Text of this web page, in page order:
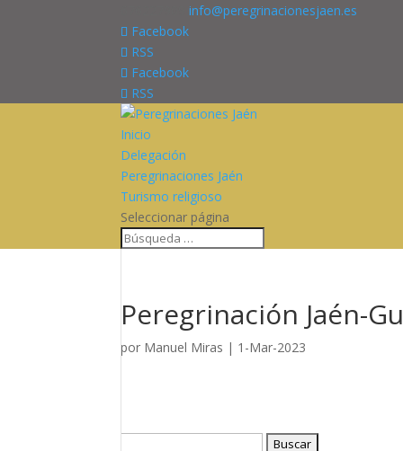
info@peregrinacionesjaen.es
Facebook
RSS
Facebook
RSS
Inicio
Delegación
Peregrinaciones Jaén
Turismo religioso
Seleccionar página
Peregrinación Jaén-
por Manuel Miras | 1-Mar-2023